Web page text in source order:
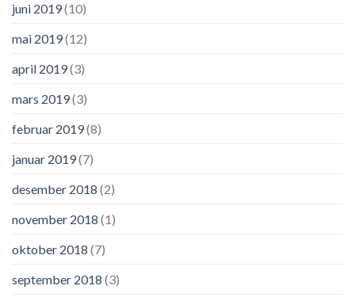
juni 2019(10)
mai 2019(12)
april 2019(3)
mars 2019(3)
februar 2019(8)
januar 2019(7)
desember 2018 (2)
november 2018 (1)
oktober 2018 (7)
september 2018 (3)